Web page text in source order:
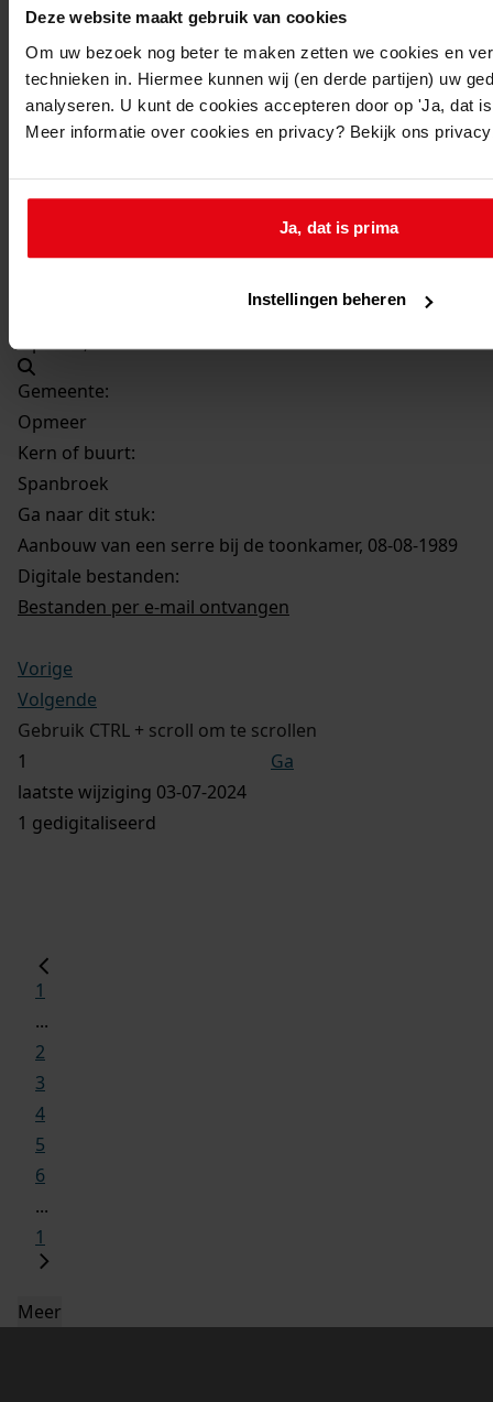
Deze website maakt gebruik van cookies
Om uw bezoek nog beter te maken zetten we cookies en
technieken in. Hiermee kunnen wij (en derde partijen) uw
analyseren. U kunt de cookies accepteren door op 'Ja, dat
Meer informatie over cookies en privacy? Bekijk ons
Ja, dat is prima
Instellingen beheren
08-08-1989
Beschrijving:
Aanbouw van een serre bij de toonkamer
Datum vergunning:
08-08-1989
Spanbroek, Spanbroekerweg 31
Opmeer, sectie F 0930
Gemeente:
Opmeer
Kern of buurt:
Spanbroek
Ga naar dit stuk:
Aanbouw van een serre bij de toonkamer, 08-08-1989
Digitale bestanden:
Bestanden per e-mail ontvangen
Vorige
Volgende
Gebruik CTRL + scroll om te scrollen
Ga
laatste wijziging 03-07-2024
1 gedigitaliseerd
1
...
2
3
4
5
6
...
1
Meer